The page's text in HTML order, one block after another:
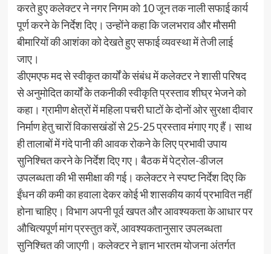
करते हुए कलेक्टर ने नगर निगम को 10 जून तक नाली सफाई कार्य
पूर्ण करने के निर्देश दिए। उन्होंने कहा कि जलभराव और मौसमी
बीमारियों की आशंका को देखते हुए सफाई व्यवस्था में तेजी लाई
जाए।
डीएमएफ मद से स्वीकृत कार्यों के संबंध में कलेक्टर ने शासी परिषद
से अनुमोदित कार्यों के तकनीकी स्वीकृति प्रस्ताव शीघ्र भेजने को
कहा। ग्रामीण क्षेत्रों में महिला पचरी घाटों के दोनों ओर सुरक्षा दीवार
निर्माण हेतु चारों विकासखंडों से 25-25 प्रस्ताव मंगाए गए हैं। साथ
ही तालाबों में गंदे पानी की आवक रोकने के लिए प्रभावी उपाय
सुनिश्चित करने के निर्देश दिए गए। बैठक में पेट्रोल-डीजल
उपलब्धता की भी समीक्षा की गई। कलेक्टर ने स्पष्ट निर्देश दिए कि
ईंधन की कमी का हवाला देकर कोई भी शासकीय कार्य प्रभावित नहीं
होना चाहिए। विभाग अपनी पूर्व खपत और आवश्यकता के आधार पर
औचित्यपूर्ण मांग प्रस्तुत करें, आवश्यकतानुसार उपलब्धता
सुनिश्चित की जाएगी। कलेक्टर ने ज्ञान भारतम योजना अंतर्गत